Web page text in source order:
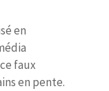
en
faux
en pente.